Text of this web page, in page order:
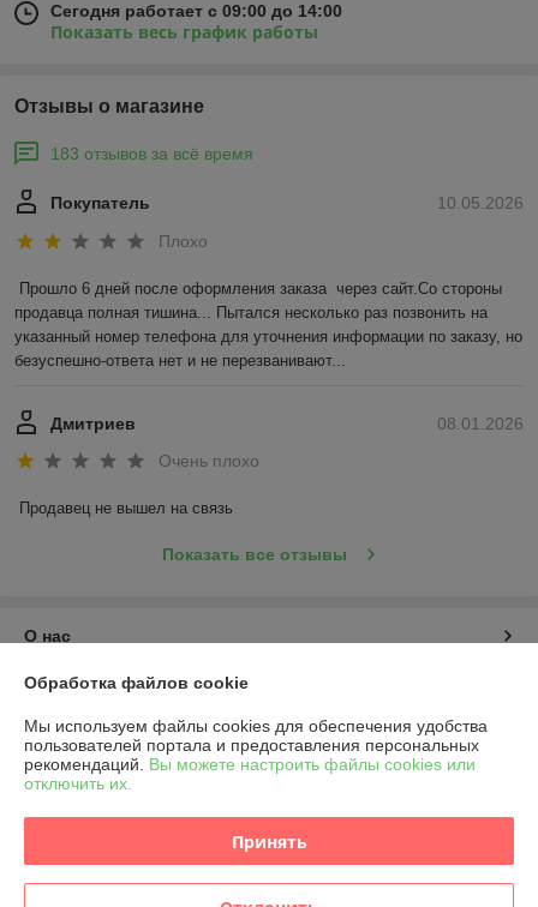
Сегодня работает с 09:00 до 14:00
Показать весь график работы
Отзывы о магазине
183 отзывов за всё время
10.05.2026
Покупатель
Плохо
Прошло 6 дней после оформления заказа  через сайт.Со стороны
продавца полная тишина... Пытался несколько раз позвонить на
указанный номер телефона для уточнения информации по заказу, но
безуспешно-ответа нет и не перезванивают...
08.01.2026
Дмитриев
Очень плохо
Продавец не вышел на связь
Показать все отзывы
О нас
Контакты
Доставка и оплата
Полная версия сайта
Обработка файлов cookie
Мы используем файлы cookies для обеспечения удобства
пользователей портала и предоставления персональных
рекомендаций. Вы можете настроить файлы cookies или
отключить их.
Принять